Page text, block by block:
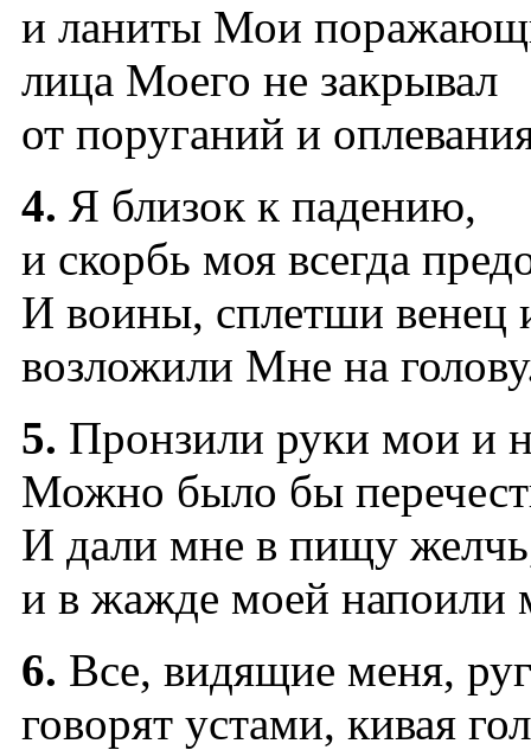
и ланиты Мои
лица Моего не закрывал
от поруганий и
4. Я близок к падению,
и скорбь моя всегда
И воины, сплетши венец
возложили Мне на
5. Пронзили руки мои и
Можно было бы
И дали мне в пищу
и в жажде моей напоили
6. Все, видящие меня,
говорят устами, кивая